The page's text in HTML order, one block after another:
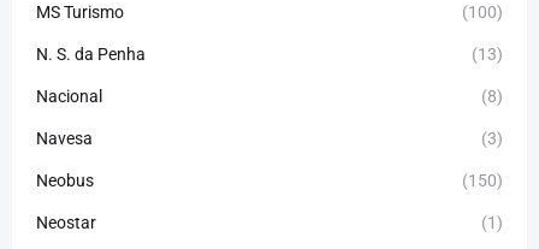
MS Turismo (100)
N. S. da Penha (13)
Nacional (8)
Navesa (3)
Neobus (150)
Neostar (1)